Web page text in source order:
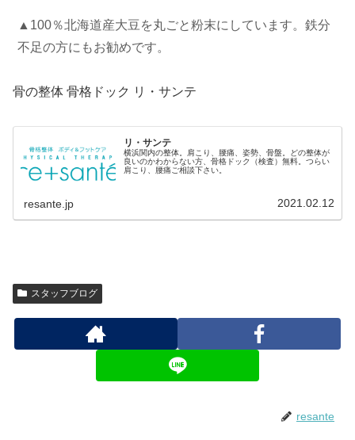
▲100％北海道産大豆を丸ごと粉末にしています。鉄分
不足の方にもお勧めです。
骨の整体 骨格ドック リ・サンテ
リ・サンテ
横浜関内の整体。肩こり、腰痛、姿勢、骨盤。どの整体が
良いのかわからない方、骨格ドック（検査）無料。つらい
肩こり、腰痛ご相談下さい。
resante.jp 2021.02.12
スタッフブログ
resante